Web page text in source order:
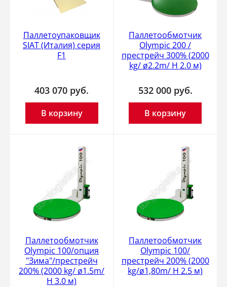
Паллетоупаковщик
SIAT (Италия) серия
F1
403 070 руб.
В корзину
Паллетообмотчик
Olympic 200 /
престрейч 300% (2000
kg/ ø2.2m/ H 2.0 м)
532 000 руб.
В корзину
Паллетообмотчик
Olympic 100/опция
"Зима"/престрейч
200% (2000 kg/ ø1.5m/
H 3.0 м)
Паллетообмотчик
Olympic 100/
престрейч 200% (2000
kg/ø1,80m/ H 2.5 м)